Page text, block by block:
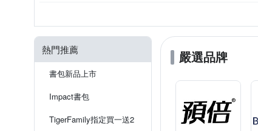
熱門推薦
書包新品上市
Impact書包
TigerFamily指定買一送2
嚴選品牌